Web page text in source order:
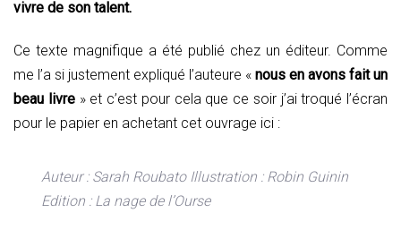
vivre de son talent.
Ce texte magnifique a été publié chez un éditeur. Comme
me l’a si justement expliqué l’auteure « nous en avons fait un
beau livre» et c’est pour cela que ce soir j’ai troqué l’écran
pour le papier en achetant cet ouvrage ici :
Auteur : Sarah Roubato Illustration : Robin Guinin
Edition : La nage de l’Ourse